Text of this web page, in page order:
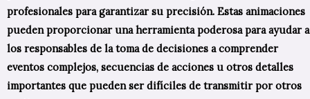
profesionales para garantizar su precisión. Estas animaciones
pueden proporcionar una herramienta poderosa para ayudar a
los responsables de la toma de decisiones a comprender
eventos complejos, secuencias de acciones u otros detalles
importantes que pueden ser difíciles de transmitir por otros